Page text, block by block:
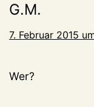
G.M.
7. Februar 2015
Wer?